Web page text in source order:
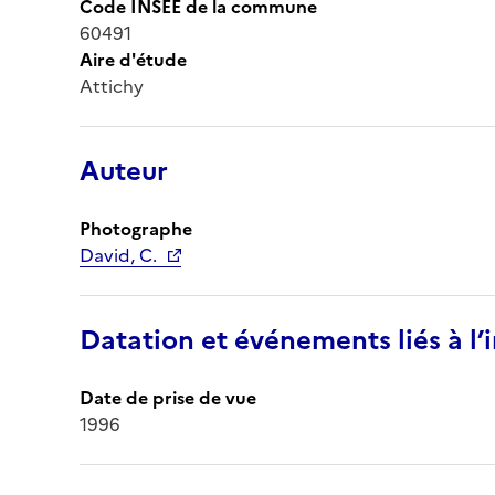
Code INSEE de la commune
60491
Aire d'étude
Attichy
Auteur
Photographe
David, C.
Datation et événements liés à
Date de prise de vue
1996